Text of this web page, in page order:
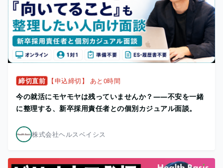
締切直前 【申込締切】 あと0時間
今の就活にモヤモヤは残っていませんか？——不安を一緒
に整理する、新卒採用責任者との個別カジュアル面談。
株式会社ヘルスベイシス